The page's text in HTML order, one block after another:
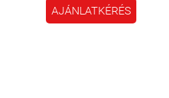
AJÁNLATKÉRÉS